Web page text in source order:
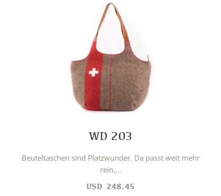
WD 203
Beuteltaschen sind Platzwunder. Da passt weit mehr
rein,...
USD 248.45